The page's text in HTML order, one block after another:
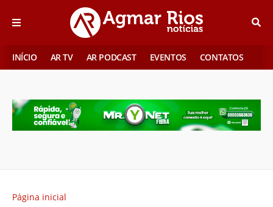
INÍCIO AR TV AR PODCAST EVENTOS CONTATOS
Página inicial